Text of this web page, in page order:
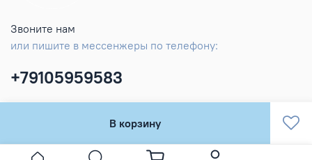
В корзину
Звоните нам
или пишите в мессенжеры по телефону:
+79105959583